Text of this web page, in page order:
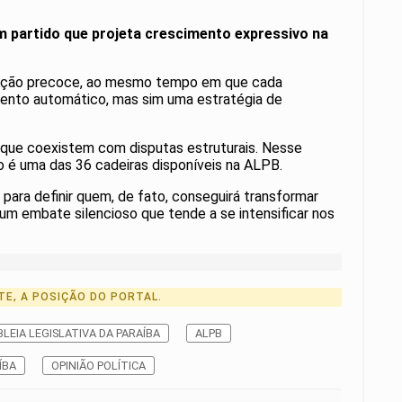
partido que projeta crescimento expressivo na
precoce, ao mesmo tempo em que cada
automático, mas sim uma estratégia de
coexistem com disputas estruturais. Nesse
uma das 36 cadeiras disponíveis na ALPB.
definir quem, de fato, conseguirá transformar
embate silencioso que tende a se intensificar nos
A POSIÇÃO DO PORTAL.
LEGISLATIVA DA PARAÍBA ALPB
OPINIÃO POLÍTICA